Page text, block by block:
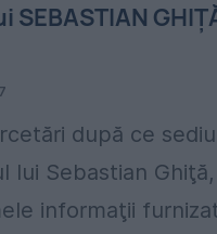
SEBASTIAN
după ce
lui Sebastian
informaţii